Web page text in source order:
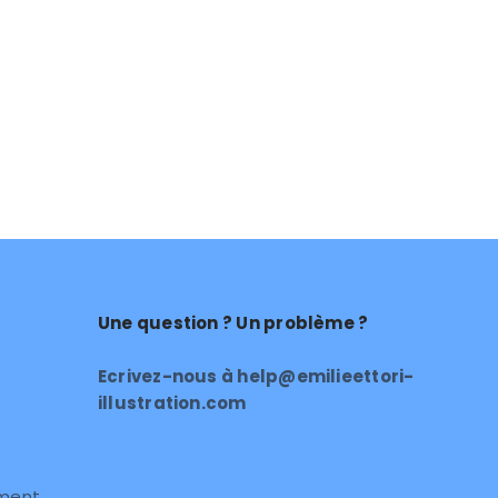
Une question ? Un problème ?
Ecrivez-nous à help@emilieettori-
illustration.com